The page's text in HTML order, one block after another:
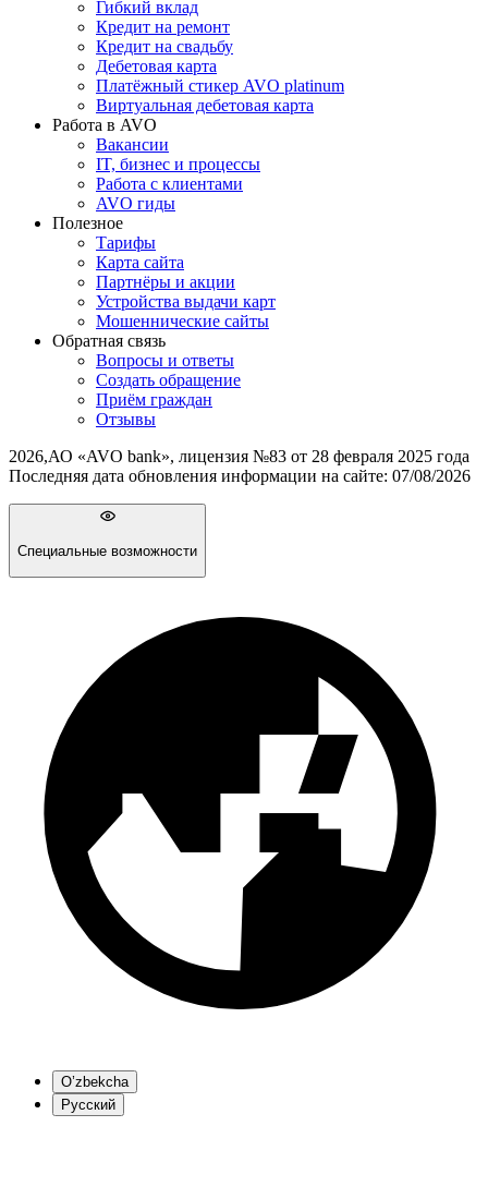
Гибкий вклад
Кредит на ремонт
Кредит на свадьбу
Дебетовая карта
Платёжный стикер AVO platinum
Виртуальная дебетовая карта
Работа в AVO
Вакансии
IT, бизнес и процессы
Работа с клиентами
AVO гиды
Полезное
Тарифы
Карта сайта
Партнёры и акции
Устройства выдачи карт
Мошеннические cайты
Обратная связь
Вопросы и ответы
Создать обращение
Приём граждан
Отзывы
2026,АО «AVO bank», лицензия №83 от 28 февраля 2025 года
Последняя дата обновления информации на сайте: 07/08/2026
Специальные возможности
O’zbekcha
Русский